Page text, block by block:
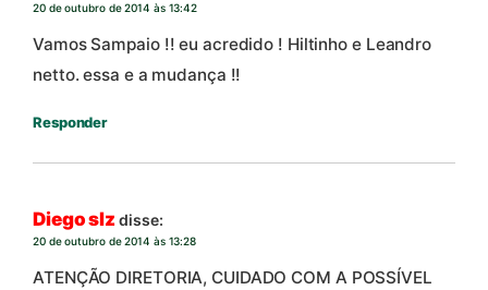
20 de outubro de 2014 às 13:42
Vamos Sampaio !! eu acredido ! Hiltinho e Leandro
netto. essa e a mudança !!
Responder
Diego slz disse:
20 de outubro de 2014 às 13:28
ATENÇÃO DIRETORIA, CUIDADO COM A POSSÍVEL